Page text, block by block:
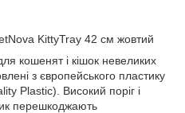
KittyTray 42 см жовтий
кошенят і кішок невеликих
з європейського пластику
Plastic). Високий поріг і
перешкоджають